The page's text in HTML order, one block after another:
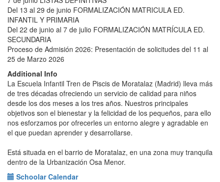
Del 13 al 29 de junio FORMALIZACIÓN MATRICULA ED.
INFANTIL Y PRIMARIA
Del 22 de junio al 7 de julio FORMALIZACIÓN MATRÍCULA ED.
SECUNDARIA
Proceso de Admisión 2026: Presentación de solicitudes del 11 al
25 de Marzo 2026
Additional Info
La Escuela Infantil Tren de Piscis de Moratalaz (Madrid) lleva más
de tres décadas ofreciendo un servicio de calidad para niños
desde los dos meses a los tres años. Nuestros principales
objetivos son el bienestar y la felicidad de los pequeños, para ello
nos esforzamos por ofrecerles un entorno alegre y agradable en
el que puedan aprender y desarrollarse.
Está situada en el barrio de Moratalaz, en una zona muy tranquila
dentro de la Urbanización Osa Menor.
Schoolar Calendar